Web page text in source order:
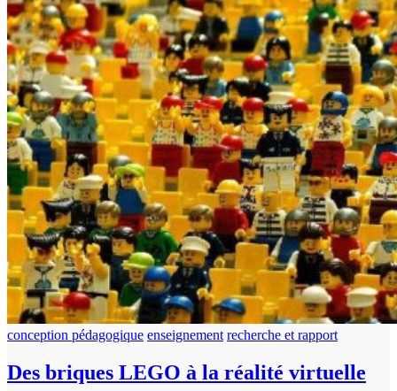
conception pédagogique enseignement recherche et rapport
Des briques LEGO à la réalité virtuelle